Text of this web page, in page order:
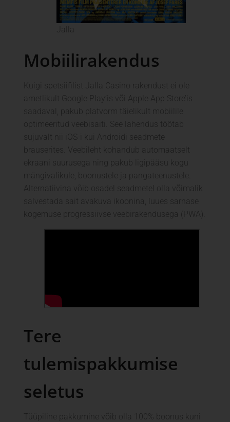
Jalla
Mobiilirakendus
Kuigi spetsiifilist Jalla Casino rakendust ei ole
ametlikult Google Play’is või Apple App Store’is
saadaval, pakub platvorm täielikult mobiilile
optimeeritud veebisaiti. See lahendus töötab
sujuvalt nii iOS-i kui Androidi seadmete
brauserites. Veebileht kohandub automaatselt
ekraani suurusega ning pakub ligipääsu kogu
mängivalikule, boonustele ja pangateenustele.
Alternatiivina võib osadel seadmetel olla võimalik
salvestada sait avakuva ikoonina, luues sarnase
kogemuse progressiivse veebirakendusega (PWA).
Tere
tulemispakkumise
seletus
Tüüpiline pakkumine võib olla 100% boonus kuni